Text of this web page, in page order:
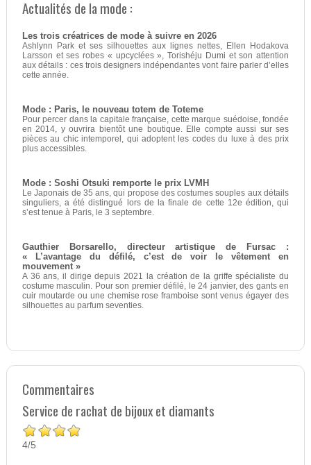
Actualités de la mode :
Les trois créatrices de mode à suivre en 2026
Ashlynn Park et ses silhouettes aux lignes nettes, Ellen Hodakova
Larsson et ses robes « upcyclées », Torishéju Dumi et son attention
aux détails : ces trois designers indépendantes vont faire parler d’elles
cette année.
Mode : Paris, le nouveau totem de Toteme
Pour percer dans la capitale française, cette marque suédoise, fondée
en 2014, y ouvrira bientôt une boutique. Elle compte aussi sur ses
pièces au chic intemporel, qui adoptent les codes du luxe à des prix
plus accessibles.
Mode : Soshi Otsuki remporte le prix LVMH
Le Japonais de 35 ans, qui propose des costumes souples aux détails
singuliers, a été distingué lors de la finale de cette 12e édition, qui
s’est tenue à Paris, le 3 septembre.
Gauthier Borsarello, directeur artistique de Fursac :
« L’avantage du défilé, c’est de voir le vêtement en
mouvement »
A 36 ans, il dirige depuis 2021 la création de la griffe spécialiste du
costume masculin. Pour son premier défilé, le 24 janvier, des gants en
cuir moutarde ou une chemise rose framboise sont venus égayer des
silhouettes au parfum seventies.
Commentaires
Service de rachat de bijoux et diamants
4/5